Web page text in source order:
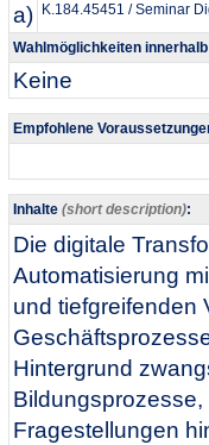
a) K.184.45451 / Seminar
Wahlmöglichkeiten
Keine
Empfohlene
Inhalte (short description):
Die digitale
Automatisierung
und tiefgreifenden
Hintergrund
Fragestellungen